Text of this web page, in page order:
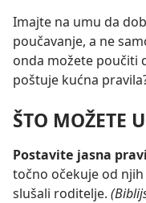
Imajte na umu da
poučavanje, a ne
onda možete poučiti
poštuje kućna
ŠTO MOŽETE
Postavite jasna
točno očekuje od
slušali roditelje.